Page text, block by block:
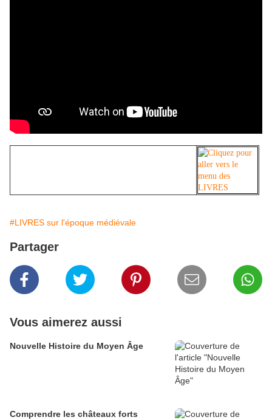
#LIVRES sur l'époque médiévale
Partager
Vous aimerez aussi
Nouvelle Histoire du Moyen Âge
Comprendre les châteaux forts